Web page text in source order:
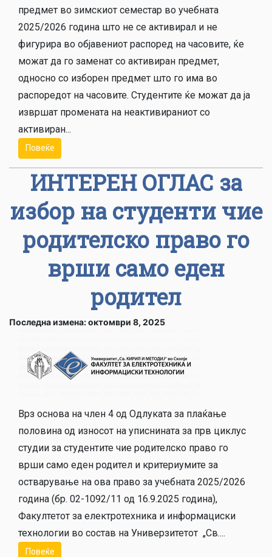
предмет во зимскиот семестар во учебната
2025/2026 година што не се активирал и не
фигурира во објавениот распоред на часовите, ќе
можат да го заменат со активиран предмет,
односно со изборен предмет што го има во
распоредот на часовите. Студентите ќе можат да ја
извршат промената на неактивираниот со
активиран...
Повеќе
ИНТЕРЕН ОГЛАС за
избор на студенти чие
родителско право го
врши само еден
родител
Последна измена: октомври 8, 2025
Врз основа на член 4 од Одлуката за плаќање
половина од износот на уписнината за прв циклус
студии за студентите чие родителско право го
врши само еден родител и критериумите за
остварување на ова право за учебната 2025/2026
година (бр. 02-1092/11 од 16.9.2025 година),
Факултетот за електротехника и информациски
технологии во состав на Универзитетот „Св....
Повеќе